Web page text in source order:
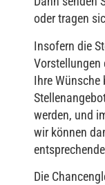
oder tragen
Insofern die
Vorstellungen
Ihre
werden, und
wir können
Die